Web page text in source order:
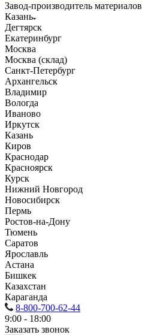
Завод-производитель
Казань
Дегтярск
Екатеринбург
Москва
Москва (склад)
Санкт-Петербург
Архангельск
Владимир
Вологда
Иваново
Иркутск
Казань
Киров
Краснодар
Красноярск
Курск
Нижний Новгород
Новосибирск
Пермь
Ростов-на-Дону
Тюмень
Саратов
Ярославль
Астана
Бишкек
Казахстан
Караганда
8-800-700-62-44
9:00 - 18:00
Заказать звонок